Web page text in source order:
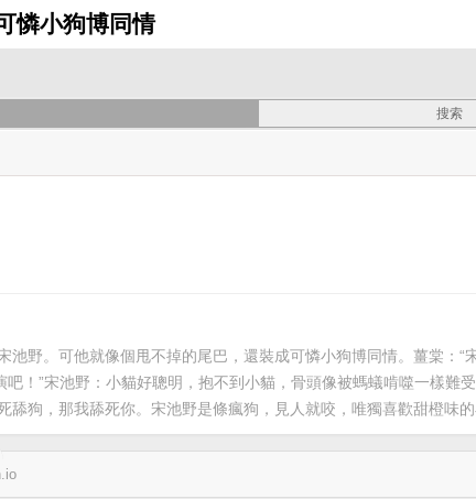
憐小狗博同情
野。可他就像個甩不掉的尾巴，還裝成可憐小狗博同情。薑棠：“
！”宋池野：小貓好聰明，抱不到小貓，骨頭像被螞蟻啃噬一樣難
狗，那我舔死你。宋池野是條瘋狗，見人就咬，唯獨喜歡甜橙味的